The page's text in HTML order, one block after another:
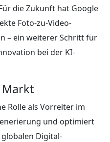
die Zukunft hat Google
Foto-zu-Video-
– ein weiterer Schritt für
bei der KI-
Rolle als Vorreiter im
und optimiert
Digital-